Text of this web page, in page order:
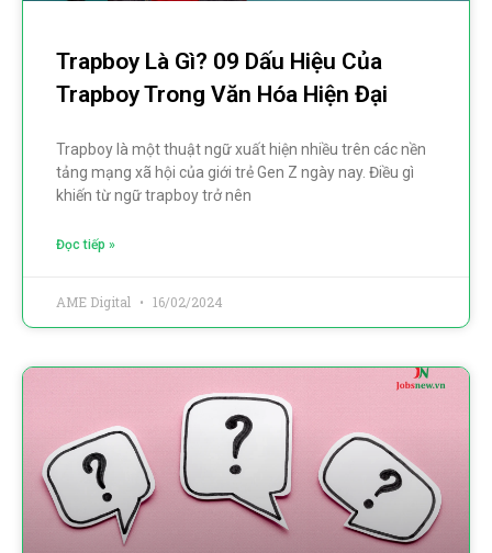
Trapboy Là Gì? 09 Dấu Hiệu Của
Trapboy Trong Văn Hóa Hiện Đại
Trapboy là một thuật ngữ xuất hiện nhiều trên các nền
tảng mạng xã hội của giới trẻ Gen Z ngày nay. Điều gì
khiến từ ngữ trapboy trở nên
Đọc tiếp »
AME Digital 16/02/2024